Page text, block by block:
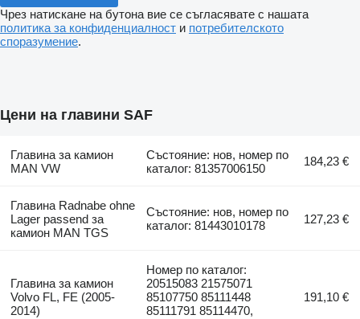
Чрез натискане на бутона вие се съгласявате с нашата
политика за конфиденциалност и потребителското
споразумение.
Цени на главини SAF
Главина за камион
MAN VW
Състояние: нов, номер по
каталог: 81357006150
184,23 €
Главина Radnabe ohne
Lager passend за
камион MAN TGS
Състояние: нов, номер по
каталог: 81443010178
127,23 €
Главина за камион
Volvo FL, FE (2005-
2014)
Номер по каталог:
20515083 21575071
85107750 85111448
85111791 85114470,
191,10 €